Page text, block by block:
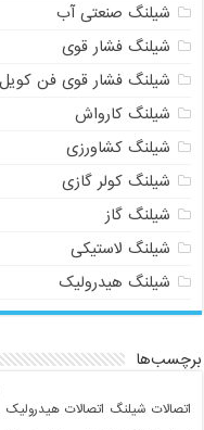
شیلنگ صنعتی آب
شیلنگ فشار قوی
شیلنگ فشار قوی فن کویل
شیلنگ کارواش
شیلنگ کشاورزی
شیلنگ کولر گازی
شیلنگ گاز
شیلنگ لاستیکی
شیلنگ هیدرولیک
برچسب‌ها
اتصالات شیلنگ اتصالات هیدرولیک